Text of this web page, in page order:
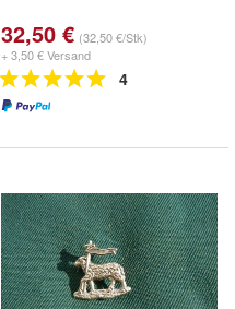
32,50 € (32,50 €/Stk)
+ 3,50 € Versand
4